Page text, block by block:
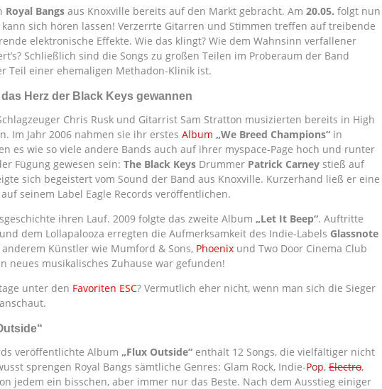
Royal Bangs aus Knoxville bereits auf den Markt gebracht. Am 20.05. folgt nun
sich hören lassen! Verzerrte Gitarren und Stimmen treffen auf treibende
elektronische Effekte. Wie das klingt? Wie dem Wahnsinn verfallener
Schließlich sind die Songs zu großen Teilen im Proberaum der Band
Teil einer ehemaligen Methadon-Klinik ist.
Herz der Black Keys gewannen
Chris Rusk und Gitarrist Sam Stratton musizierten bereits in High
Im Jahr 2006 nahmen sie ihr erstes Album „We Breed Champions“ in
es wie so viele andere Bands auch auf ihrer myspace-Page hoch und runter
Fügung gewesen sein: The Black Keys Drummer Patrick Carney stieß auf
sich begeistert vom Sound der Band aus Knoxville. Kurzerhand ließ er eine
seinem Label Eagle Records veröffentlichen.
ihren Lauf. 2009 folgte das zweite Album „Let It Beep“. Auftritte
und dem Lollapalooza erregten die Aufmerksamkeit des Indie-Labels Glassnote
Künstler wie Mumford & Sons, Phoenix und Two Door Cinema Club
neues musikalisches Zuhause war gefunden!
unter den Favoriten ESC? Vermutlich eher nicht, wenn man sich die Sieger
veröffentlichte Album „Flux Outside“ enthält 12 Songs, die vielfältiger nicht
sprengen Royal Bangs sämtliche Genres: Glam Rock, Indie-Pop, Electro,
jedem ein bisschen, aber immer nur das Beste. Nach dem Ausstieg einiger